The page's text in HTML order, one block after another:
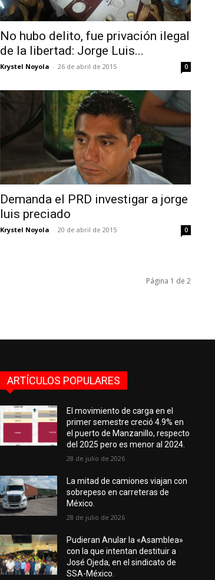
No hubo delito, fue privación ilegal
de la libertad: Jorge Luis...
Krystel Noyola - 26 de abril de 2015 0
Demanda el PRD investigar a jorge
luis preciado
Krystel Noyola - 20 de abril de 2015 0
Página 1 de 2
ARTÍCULOS POPULARES
El movimiento de carga en el
primer semestre creció 4.9% en
el puerto de Manzanillo, respecto
del 2025 pero es menor al 2024.
28 de julio de 2026
La mitad de camiones viajan con
sobrepeso en carreteras de
México.
28 de julio de 2026
Pudieran Anular la «Asamblea»
con la que intentan destituir a
José Ojeda, en el sindicato de
SSA-México.